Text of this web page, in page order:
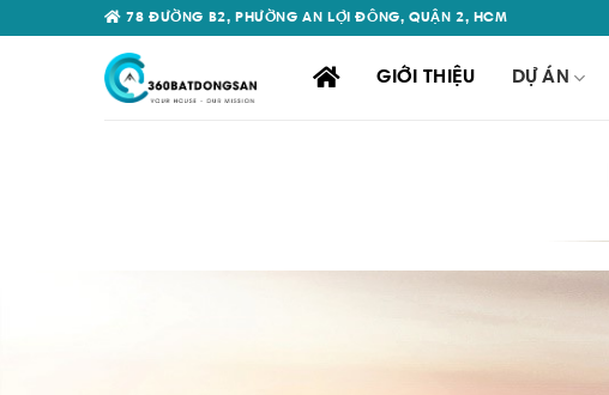
78 ĐƯỜNG B2, PHƯỜNG AN LỢI ĐÔNG, QUẬN 2, HCM
GIỚI THIỆU DỰ ÁN